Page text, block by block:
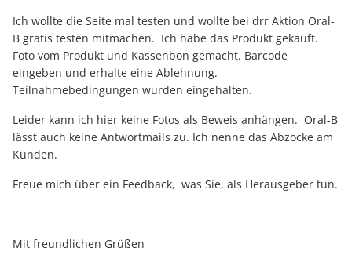
Ich wollte die Seite mal testen und wollte bei drr Aktion Oral-
B gratis testen mitmachen. Ich habe das Produkt gekauft.
Foto vom Produkt und Kassenbon gemacht. Barcode
eingeben und erhalte eine Ablehnung.
Teilnahmebedingungen wurden eingehalten.
Leider kann ich hier keine Fotos als Beweis anhängen. Oral-B
lässt auch keine Antwortmails zu. Ich nenne das Abzocke am
Kunden.
Freue mich über ein Feedback, was Sie, als Herausgeber tun.
Mit freundlichen Grüßen